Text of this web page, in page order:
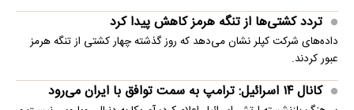
تردد کشتی‌ها از تنگه هرمز کاهش پیدا کرد
داده‌های شرکت کپلر نشان می‌دهد که روز گذشته چهار کشتی از تنگه هرمز
عبور کردند.
کانال ۱۴ اسرائیل: ترامپ به سمت توافق با ایران می‌رود